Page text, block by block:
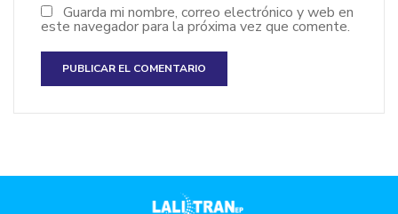
Guarda mi nombre, correo electrónico y web en
este navegador para la próxima vez que comente.